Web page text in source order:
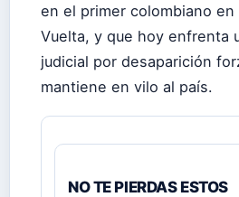
en el primer colombiano en
Vuelta, y que hoy enfrenta
judicial por desaparición
mantiene en vilo al país.
NO TE PIERDAS ESTOS